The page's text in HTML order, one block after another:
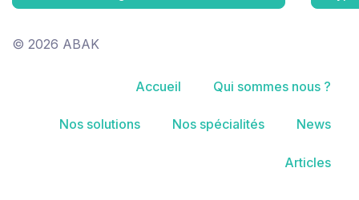
© 2026 ABAK
Accueil Qui sommes nous ?
Nos solutions Nos spécialités News
Articles